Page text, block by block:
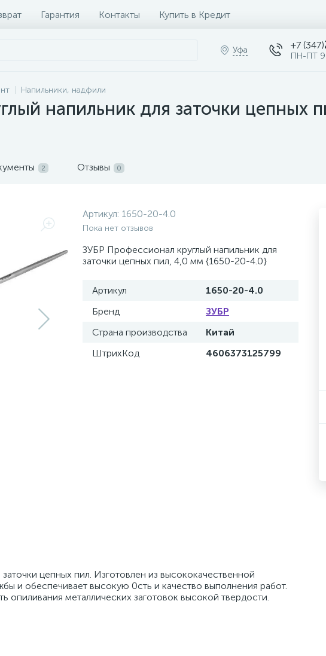
Гарантия Контакты Купить в Кредит
Уфа +7 (347)
ПН-ПТ
Напильники, надфили
напильник для заточки цепных
2 Отзывы 0
Артикул: 1650-20-4.0
Пока нет отзывов
ЗУБР Профессионал круглый напильник для
заточки цепных пил, 4,0 мм {1650-20-4.0}
Артикул
1650-20-4.0
Бренд
ЗУБР
Страна производства
Китай
ШтрихКод
4606373125799
цепных пил. Изготовлен из высококачественной
и обеспечивает высокую 0сть и качество выполнения работ.
опиливания металлических заготовок высокой твердости.